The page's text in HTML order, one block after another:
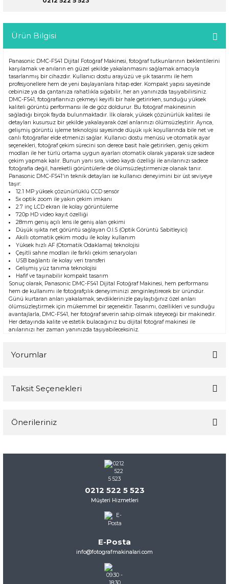
Ürün Bilgisi
Panasonic DMC-FS41 Dijital Fotoğraf Makinesi, fotoğraf tutkunlarının beklentilerini
karşılamak ve anıların en güzel şekilde yakalanmasını sağlamak amacıyla
tasarlanmış bir cihazdır. Kullanıcı dostu arayüzü ve şık tasarımı ile hem
profesyonellere hem de yeni başlayanlara hitap eder. Kompakt yapısı sayesinde
cebinize ya da çantanıza rahatlıkla sığabilir, her an yanınızda taşıyabilirsiniz.
DMC-FS41, fotoğraflarınızı çekmeyi keyifli bir hale getirirken, sunduğu yüksek
kaliteli görüntü performansı ile de göz doldurur. Bu fotoğraf makinesinin
sağladığı birçok fayda bulunmaktadır. İlk olarak, yüksek çözünürlük kalitesi ile
detayları kusursuz bir şekilde yakalayarak özel anlarınızı ölümsüzleştirir. Ayrıca,
gelişmiş görüntü işleme teknolojisi sayesinde düşük ışık koşullarında bile net ve
canlı fotoğraflar elde etmenizi sağlar. Kullanıcı dostu menüsü ve otomatik ayar
seçenekleri, fotoğraf çekim sürecini son derece basit hale getirirken, geniş çekim
modları ile her türlü ortama uygun ayarları otomatik olarak yaparak size sadece
çekim yapmak kalır. Bunun yanı sıra, video kaydı özelliği ile anılarınızı sadece
fotoğrafla değil, hareketli görüntülerle de ölümsüzleştirmenize olanak tanır.
Panasonic DMC-FS41'in teknik detayları ise kullanıcı deneyimini bir üst seviyeye
taşır:
12.1 MP yüksek çözünürlüklü CCD sensör
5x optik zoom ile yakın çekim imkanı
2.7 inç LCD ekran ile kolay görüntüleme
720p HD video kayıt özelliği
28mm geniş açılı lens ile geniş alan çekimi
Düşük ışıkta net görüntü sağlayan O.I.S (Optik Görüntü Sabitleyici)
Akıllı otomatik çekim modu ile kolay kullanım
Yüksek hızlı AF (Otomatik Odaklama) teknolojisi
Çeşitli sahne modları ile farklı çekim senaryoları
USB bağlantı ile kolay veri transferi
Gelişmiş yüz tanıma teknolojisi
Hafif ve taşınabilir kompakt tasarım
Sonuç olarak, Panasonic DMC-FS41 Dijital Fotoğraf Makinesi, hem performansı
hem de kullanımı ile fotoğrafçılık deneyiminizi zenginleştirecek bir üründür.
Günü kurtaran anları yakalamak, sevdiklerinizle paylaştığınız özel anları
ölümsüzleştirmek için mükemmel bir seçenektir. Tasarımı, özellikleri ve sunduğu
avantajlarla, DMC-FS41, her fotoğraf severin sahip olmak isteyeceği bir makinedir.
Her detayında kalite ve estetik bulacağınız bu dijital fotoğraf makinesi ile
anılarınızı her zaman yanınızda taşıyabileceksiniz.
Yorumlar
Taksit Seçenekleri
Önerileriniz
konularda yetersiz gördüğünüz noktaları öneri formunu
kullanarak tarafımıza iletebilirsiniz.
Görüş ve önerileriniz için teşekkür ederiz.
Ürün resmi kalitesiz, bozuk veya görüntülenemiyor.
Ürün açıklamasında eksik bilgiler bulunuyor.
Ürün fiyatı diğer sitelerden daha pahalı.
0212 522 5 523
Müşteri Hizmetleri
E-Posta
info@fotografmakinalari.com